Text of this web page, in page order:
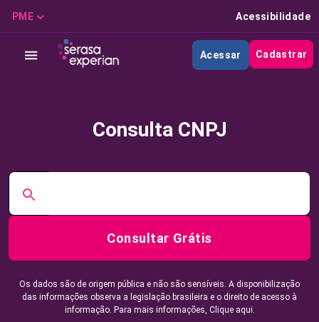
PME Acessibilidade
Acessar Cadastrar
Consulta CNPJ
Consultar Grátis
Os dados são de origem pública e não são sensíveis. A disponibilização
das informações observa a legislação brasileira e o direito de acesso à
informação. Para mais informações, Clique aqui.